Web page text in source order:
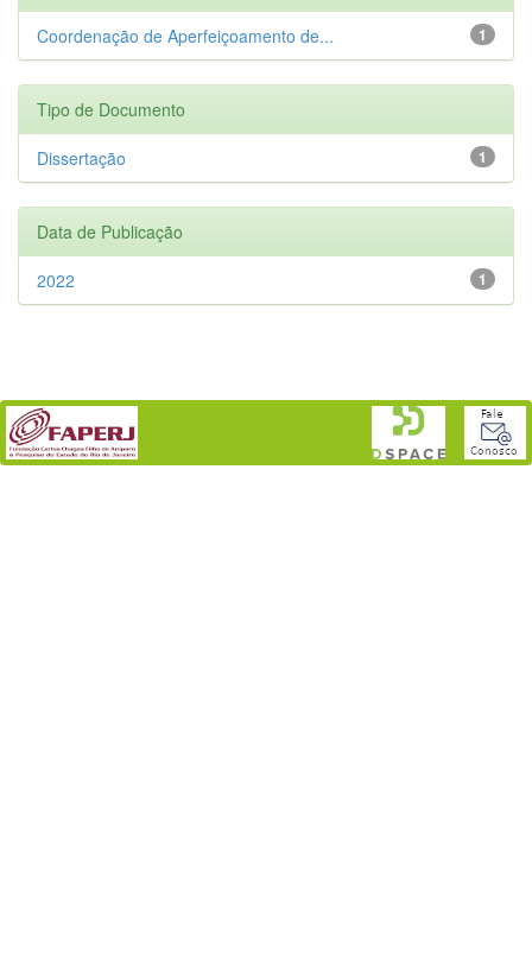
1
Coordenação de Aperfeiçoamento de...
Tipo de Documento
1
Dissertação
Data de Publicação
1
2022